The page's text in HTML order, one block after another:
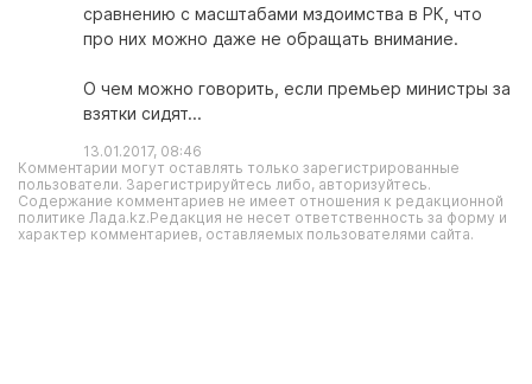
сравнению с масштабами мздоимства в РК, что
про них можно даже не обращать внимание.
О чем можно говорить, если премьер министры за
взятки сидят...
13.01.2017, 08:46
Комментарии могут оставлять только зарегистрированные
пользователи. Зарегистрируйтесь либо, авторизуйтесь.
Содержание комментариев не имеет отношения к редакционной
политике Лада.kz.Редакция не несет ответственность за форму и
характер комментариев, оставляемых пользователями сайта.